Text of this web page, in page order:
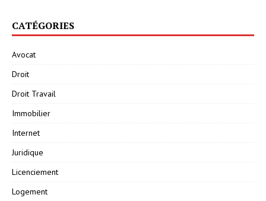
CATÉGORIES
Avocat
Droit
Droit Travail
Immobilier
Internet
Juridique
Licenciement
Logement